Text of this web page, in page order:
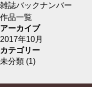
雑誌バックナンバー
作品一覧
アーカイブ
2017年10月
カテゴリー
未分類 (1)